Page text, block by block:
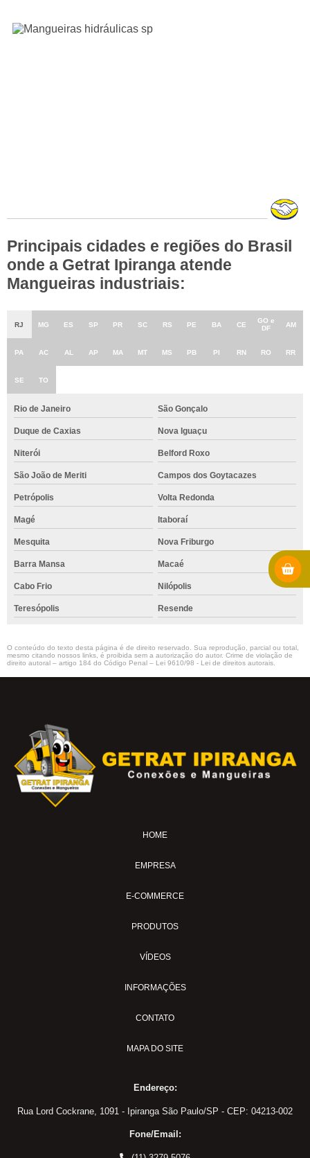
Principais cidades e regiões do Brasil
onde a Getrat Ipiranga atende
Mangueiras industriais:
RJ MG ES SP PR SC RS PE BA CE
GO e
DF
AM
PA AC AL AP MA MT MS PB PI RN RO RR
SE TO
Rio de Janeiro São Gonçalo
Duque de Caxias Nova Iguaçu
Niterói Belford Roxo
São João de Meriti Campos dos Goytacazes
Petrópolis Volta Redonda
Magé Itaboraí
Mesquita Nova Friburgo
Barra Mansa Macaé
Cabo Frio Nilópolis
Teresópolis Resende
O conteúdo do texto desta página é de direito reservado. Sua reprodução, parcial ou total,
mesmo citando nossos links, é proibida sem a autorização do autor. Crime de violação de
direito autoral – artigo 184 do Código Penal – Lei 9610/98 - Lei de direitos autorais
HOME
EMPRESA
E-COMMERCE
PRODUTOS
VÍDEOS
INFORMAÇÕES
CONTATO
MAPA DO SITE
Endereço:
Rua Lord Cockrane, 1091 - Ipiranga São Paulo/SP - CEP: 04213-002
Fone/Email: